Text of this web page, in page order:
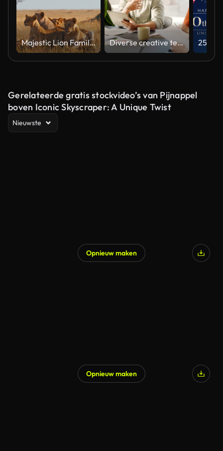
Majestic Lion Family Relaxing in Natural Habitat Under Soft Light Diverse creative team collaborating on a marketing strategy in an office meeting
Gerelateerde gratis stockvideo’s van Pijnappel
boven Iconic Skyscraper: A Unique Twist
Nieuwste
Opnieuw maken
Opnieuw maken